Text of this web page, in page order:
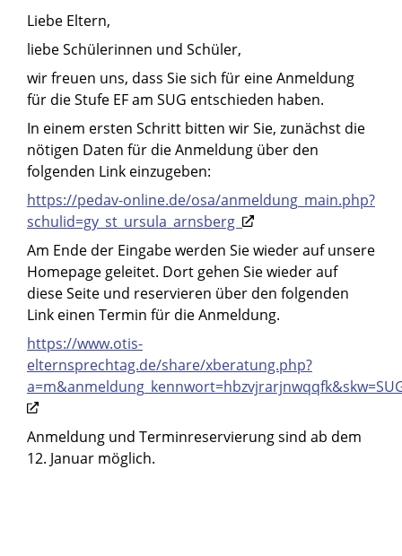
Liebe Eltern,
liebe Schülerinnen und Schüler,
wir freuen uns, dass Sie sich für eine Anmeldung
für die Stufe EF am SUG entschieden haben.
In einem ersten Schritt bitten wir Sie, zunächst die
nötigen Daten für die Anmeldung über den
folgenden Link einzugeben:
https://pedav-online.de/osa/anmeldung_main.php?
schulid=gy_st_ursula_arnsberg
Am Ende der Eingabe werden Sie wieder auf unsere
Homepage geleitet. Dort gehen Sie wieder auf
diese Seite und reservieren über den folgenden
Link einen Termin für die Anmeldung.
https://www.otis-
elternsprechtag.de/share/xberatung.php?
Anmeldung und Terminreservierung sind ab dem
12. Januar möglich.